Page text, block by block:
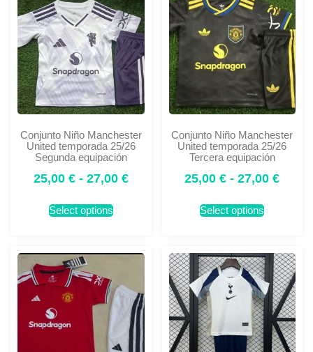
Conjunto Niño Manchester
United temporada 25/26
Segunda equipación
25,00 € - 27,00 €
Select options
Conjunto Niño Manchester
United temporada 25/26
Tercera equipación
25,00€ - 27,00€
Select options